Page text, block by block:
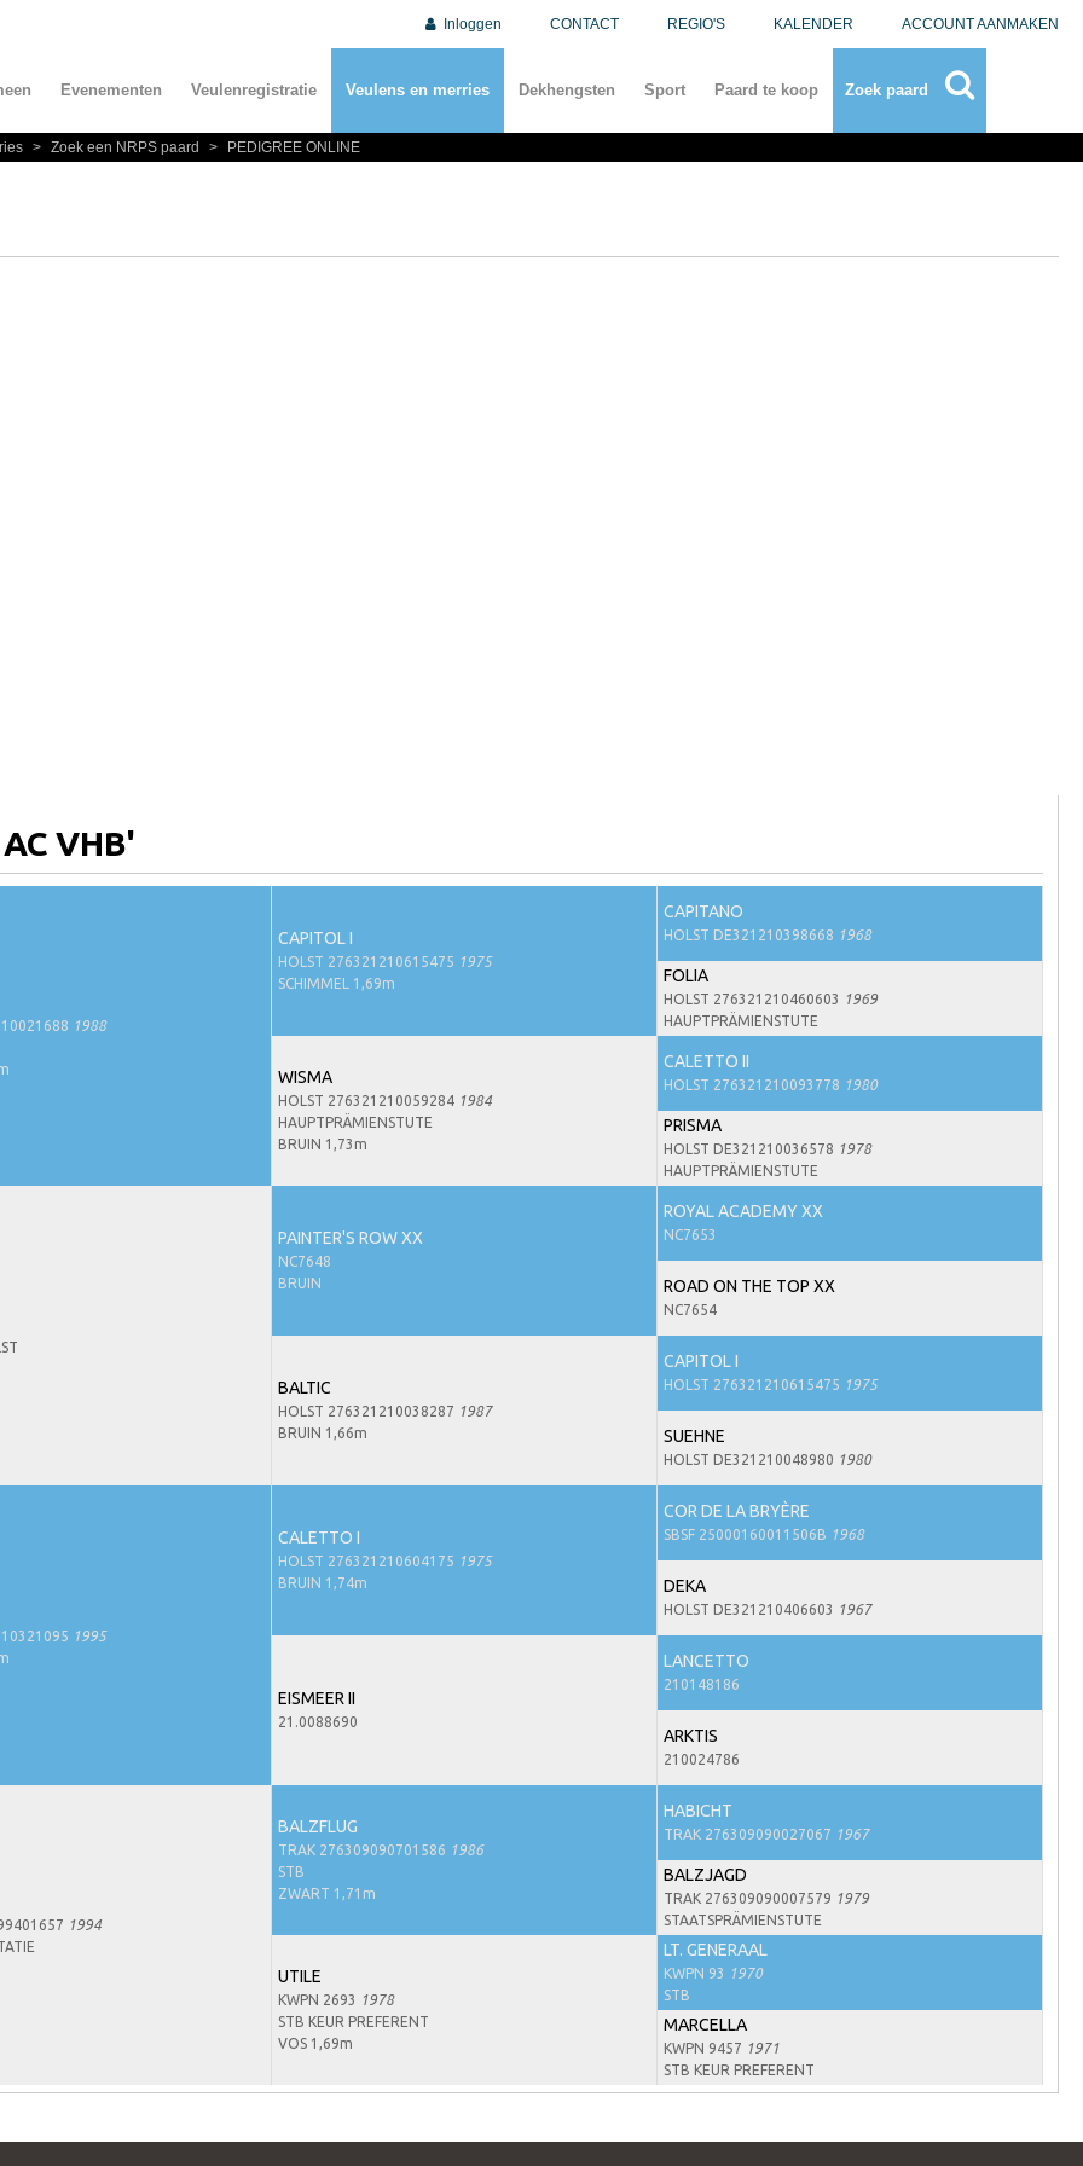
Inloggen CONTACT REGIO'S KALENDER ACCOUNT AANMAKEN
Evenementen Veulenregistratie Veulens en merries Dekhengsten Sport Paard te koop Zoek paard
> Zoek een NRPS paard > PEDIGREE ONLINE
VHB'
1988
CAPITOL I
HOLST 276321210615475 1975
SCHIMMEL 1,69m
CAPITANO
HOLST DE321210398668 1968
FOLIA
HOLST 276321210460603
1969
HAUPTPRÄMIENSTUTE
WISMA
HOLST 276321210059284 1984
HAUPTPRÄMIENSTUTE
BRUIN 1,73m
CALETTO II
HOLST 276321210093778 1980
PRISMA
HOLST DE321210036578 1978
HAUPTPRÄMIENSTUTE
PAINTER'S ROW XX
NC7648
BRUIN
ROYAL ACADEMY XX
NC7653
ROAD ON THE TOP XX
NC7654
BALTIC
HOLST 276321210038287 1987
BRUIN 1,66m
CAPITOL I
HOLST 276321210615475 1975
SUEHNE
HOLST DE321210048980 1980
1995
CALETTO I
HOLST 276321210604175 1975
BRUIN 1,74m
COR DE LA BRYÈRE
SBSF 25000160011506B 1968
DEKA
HOLST DE321210406603 1967
EISMEER II
21.0088690
LANCETTO
210148186
ARKTIS
210024786
1994
BALZFLUG
TRAK 276309090701586 1986
STB
ZWART 1,71m
HABICHT
TRAK 276309090027067 1967
BALZJAGD
TRAK 276309090007579 1979
STAATSPRÄMIENSTUTE
UTILE
KWPN 2693
1978
STB KEUR PREFERENT
VOS 1,69m
LT. GENERAAL
KWPN 93
1970
STB
MARCELLA
KWPN 9457 1971
STB KEUR PREFERENT